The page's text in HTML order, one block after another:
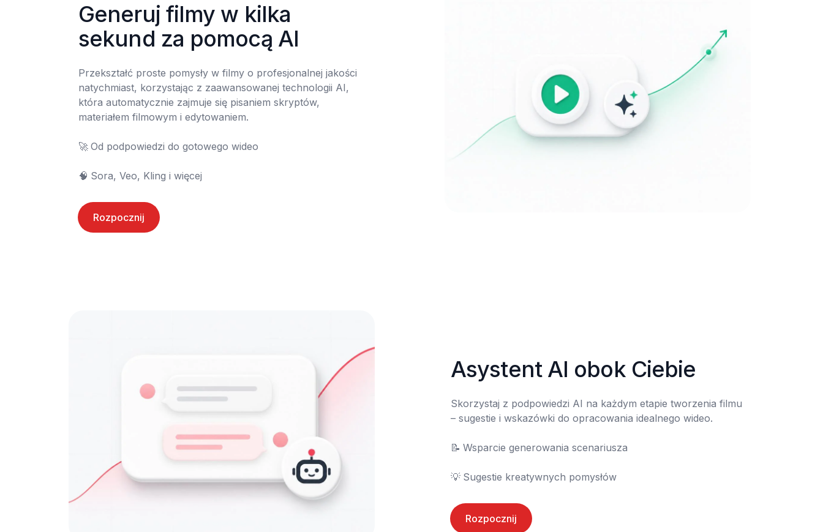
Generuj filmy w kilka
sekund za pomocą AI
Przekształć proste pomysły w filmy o profesjonalnej jakości
natychmiast, korzystając z zaawansowanej technologii AI,
która automatycznie zajmuje się pisaniem skryptów,
materiałem filmowym i edytowaniem.
🚀	Od podpowiedzi do gotowego wideo
🧠	Sora, Veo, Kling i więcej
Rozpocznij
Asystent AI obok Ciebie
Skorzystaj z podpowiedzi AI na każdym etapie tworzenia filmu
– sugestie i wskazówki do opracowania idealnego wideo.
📝	Wsparcie generowania scenariusza
💡	Sugestie kreatywnych pomysłów
Rozpocznij